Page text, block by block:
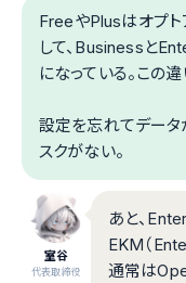
FreeやPlusはオプ
して、Businessと
になっている。この
設定を忘れてデータ
スクがない。
室谷
代表取締役
あと、
EKM（
通常は